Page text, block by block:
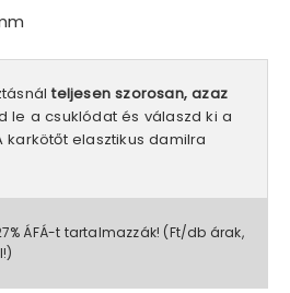
teljesen szorosan, azaz
le a csuklódat és válaszd ki a
elasztikus damilra
ÁFÁ-t tartalmazzák! (Ft/db árak,